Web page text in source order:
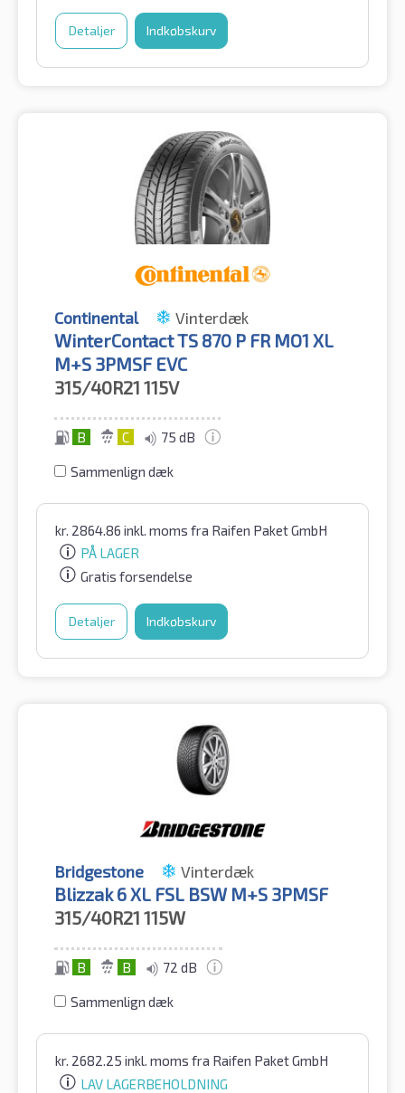
Detaljer Indkøbskurv
Continental Vinterdæk
WinterContact TS 870 P FR MO1 XL
M+S 3PMSF EVC
315/40R21 115V
B C 75 dB
Sammenlign dæk
kr. 2864.86 inkl. moms fra Raifen Paket GmbH
PÅ LAGER
Gratis forsendelse
Detaljer Indkøbskurv
Bridgestone Vinterdæk
Blizzak 6 XL FSL BSW M+S 3PMSF
315/40R21 115W
B B 72 dB
Sammenlign dæk
kr. 2682.25 inkl. moms fra Raifen Paket GmbH
LAV LAGERBEHOLDNING